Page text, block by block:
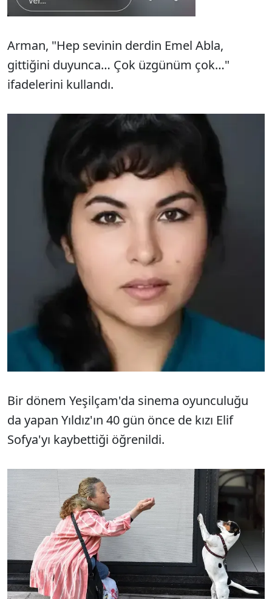
Arman, "Hep sevinin derdin Emel Abla,
gittiğini duyunca… Çok üzgünüm çok…"
ifadelerini kullandı.
Bir dönem Yeşilçam'da sinema oyunculuğu
da yapan Yıldız'ın 40 gün önce de kızı Elif
Sofya'yı kaybettiği öğrenildi.